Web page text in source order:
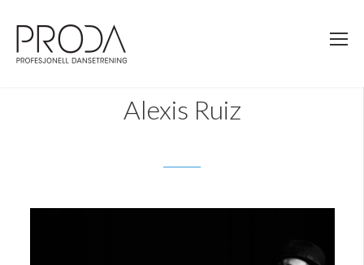
sidens
hovedinnhold
Alexis Ruiz